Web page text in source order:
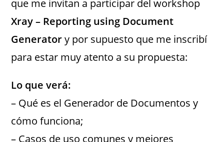
que me invitan a participar del workshop
Xray – Reporting using Document
Generatory por supuesto que me inscribí
para estar muy atento a su propuesta:
Lo que verá:
– Qué es el Generador de Documentos y
cómo funciona;
– Casos de uso comunes y mejores